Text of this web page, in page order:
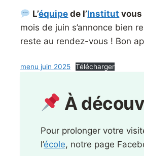
L’équipe de l’Institut vous
mois de juin s’annonce bien
reste au rendez-vous ! Bon
menu juin 2025 Télécharger
À
Pour prolonger votre
l’école, notre page